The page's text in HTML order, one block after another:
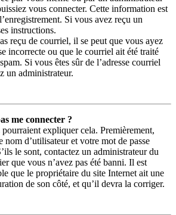
vous connecter. Cette information est
Si vous avez reçu un
instructions.
reçu de courriel, il se peut que vous ayez
incorrecte ou que le courriel ait été traité
Si vous êtes sûr de l’adresse courriel
un administrateur.
me connecter ?
pourraient expliquer cela. Premièrement,
nom d’utilisateur et votre mot de passe
le sont, contactez un administrateur du
que vous n’avez pas été banni. Il est
que le propriétaire du site Internet ait une
de son côté, et qu’il devra la corriger.